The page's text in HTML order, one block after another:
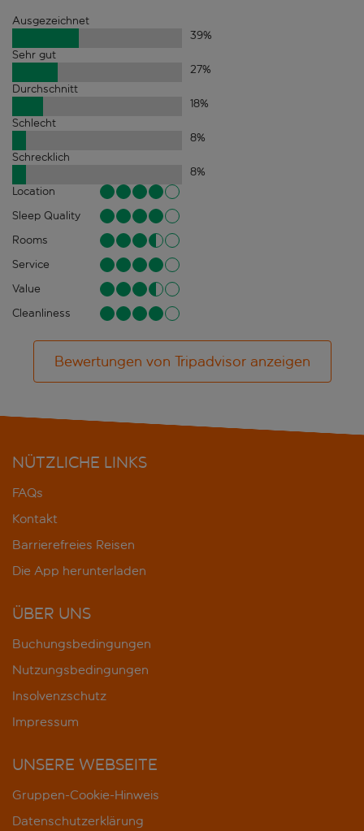
Ausgezeichnet
39%
Sehr gut
27%
Durchschnitt
18%
Schlecht
8%
Schrecklich
8%
Location
Sleep Quality
Rooms
Service
Value
Cleanliness
Bewertungen von Tripadvisor anzeigen
NÜTZLICHE LINKS
FAQs
Kontakt
Barrierefreies Reisen
Die App herunterladen
ÜBER UNS
Buchungsbedingungen
Nutzungsbedingungen
Insolvenzschutz
Impressum
UNSERE WEBSEITE
Gruppen-Cookie-Hinweis
Datenschutzerklärung